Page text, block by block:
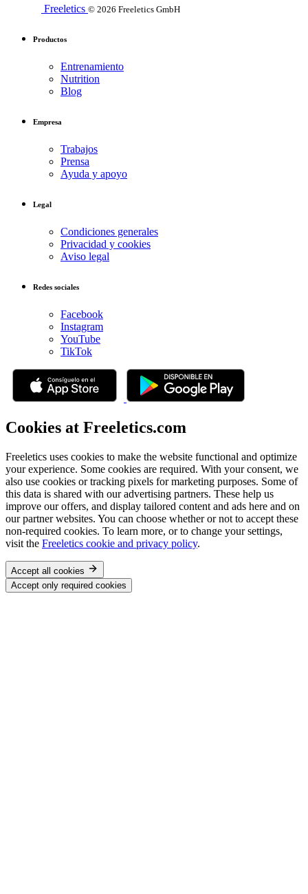
Freeletics © 2026 Freeletics GmbH
Productos
Entrenamiento
Nutrition
Blog
Empresa
Trabajos
Prensa
Ayuda y apoyo
Legal
Condiciones generales
Privacidad y cookies
Aviso legal
Redes sociales
Facebook
Instagram
YouTube
TikTok
Cookies at Freeletics.com
Freeletics uses cookies to make the website functional and optimize
your experience. Some cookies are required. With your consent, we
also use cookies or tracking pixels for marketing purposes. Some of
this data is shared with our advertising partners. These help us
improve our offers, and display tailored content and ads here and on
our partner websites. You can choose whether or not to accept these
non-required cookies. To learn more, or to change your settings,
visit the Freeletics cookie and privacy policy.
Accept all cookies
Accept only required cookies